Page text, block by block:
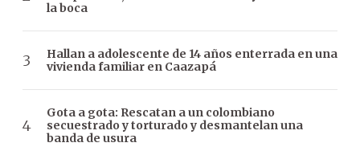
la boca
Hallan a adolescente de 14 años enterrada en una
vivienda familiar en Caazapá
Gota a gota: Rescatan a un colombiano
secuestrado y torturado y desmantelan una
banda de usura